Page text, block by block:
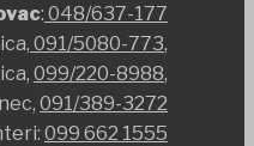
: 048/637-177
091/5080-773,
099/220-8988,
091/389-3272
099 662 1555